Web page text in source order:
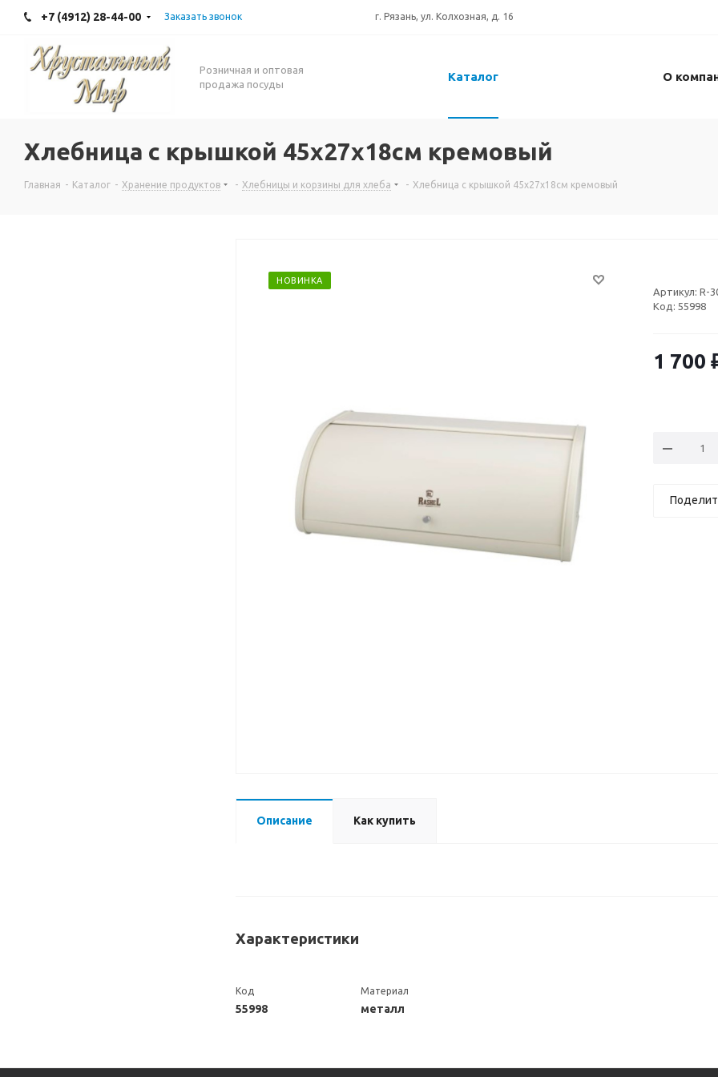
+7 (4912) 28-44-00 Заказать звонок г. Рязань, ул. Колхозная, д. 16
Розничная и оптовая
продажа посуды
Каталог О
Хлебница с крышкой 45x27x18см кремовый
Главная - Каталог - Хранение продуктов - Хлебницы и корзины для хлеба - Хлебница с крышкой 45x27x18см кремовый
НОВИНКА
Артикул: R-
Код: 55998
1 700
Описание Как купить
Характеристики
Код
55998
Материал
металл